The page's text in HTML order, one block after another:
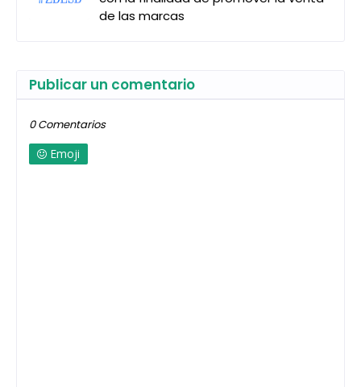
de las marcas
Publicar un comentario
0 Comentarios
Emoji